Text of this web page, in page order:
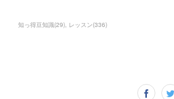
知っ得豆知識(29) レッスン(336)